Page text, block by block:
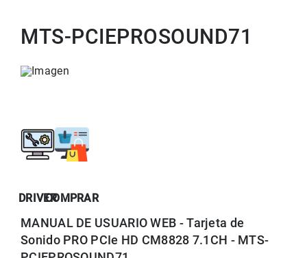
MTS-PCIEPROSOUND71
DRIVERCOMPRAR
MANUAL DE USUARIO WEB - Tarjeta de
Sonido PRO PCIe HD CM8828 7.1CH - MTS-